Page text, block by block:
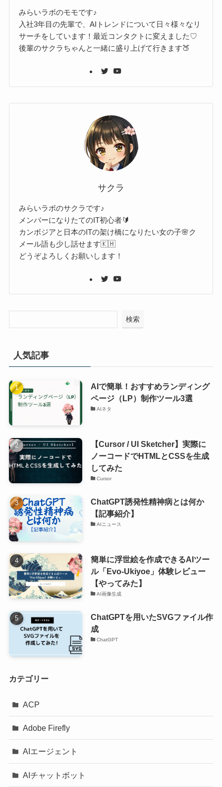
みらいラボのモモです♪
入社3年目の先輩で、AIトレンドについて日々様々なリ
サーチをしています！最近コンタクトに変えました♡
後輩のサクラちゃんと一緒に盛り上げて行きます🍑
サクラ
みらいラボのサクラです♪
メンバーになりたてのIT初心者🔰
カンボジアと日本のITの架け橋になりたい女の子🌸ク
メール語も少し話せます🇰🇭
どうぞよろしくお願いします！
検索
人気記事
AIで簡単！おすすめランディング
ページ（LP）制作ツール3選
AIネタ
【Cursor / UI Sketcher】実際に
ノーコードでHTMLとCSSを生成
してみた
Cursor
ChatGPT誘発性精神病とは何か
【記事紹介】
AIニュース
簡単に浮世絵を作成できるAIツー
ル「Evo-Ukiyoe」体験レビュー
【やってみた】
AI画像生成
ChatGPTを用いたSVGファイル作
成
ChatGPT
カテゴリー
ACP
Adobe Firefly
AIエージェント
AIチャットボット